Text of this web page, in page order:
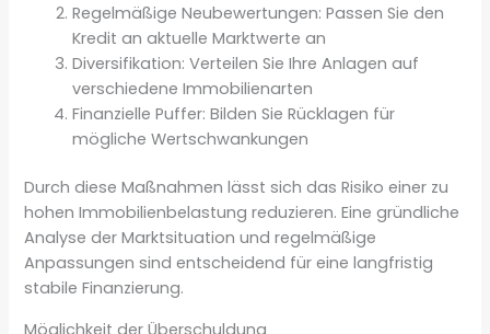
Regelmäßige Neubewertungen: Passen Sie den
Kredit an aktuelle Marktwerte an
Diversifikation: Verteilen Sie Ihre Anlagen auf
verschiedene Immobilienarten
Finanzielle Puffer: Bilden Sie Rücklagen für
mögliche Wertschwankungen
Durch diese Maßnahmen lässt sich das Risiko einer zu
hohen Immobilienbelastung reduzieren. Eine gründliche
Analyse der Marktsituation und regelmäßige
Anpassungen sind entscheidend für eine langfristig
stabile Finanzierung.
Möglichkeit der Überschuldung